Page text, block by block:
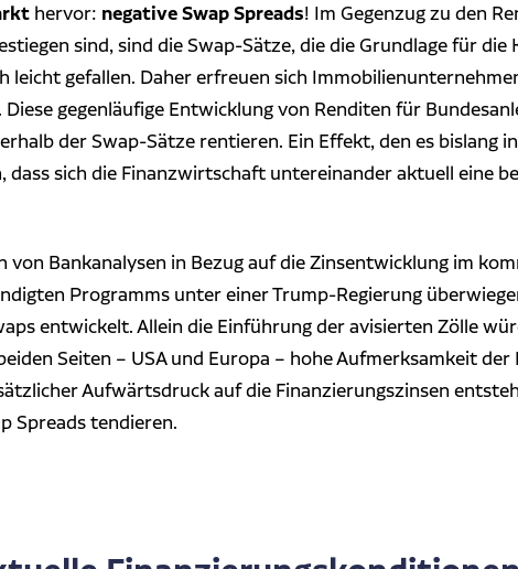
hervor: negative Swap Spreads! Im Gegenzug zu den
sind, sind die Swap-Sätze, die die Grundlage für
leicht gefallen. Daher erfreuen sich
gegenläufige Entwicklung von Renditen für
der Swap-Sätze rentieren. Ein Effekt, den es bislang
sich die Finanzwirtschaft untereinander aktuell eine
von Bankanalysen in Bezug auf die Zinsentwicklung im
Programms unter einer Trump-Regierung
entwickelt. Allein die Einführung der avisierten Zölle
Seiten – USA und Europa – hohe Aufmerksamkeit
Aufwärtsdruck auf die Finanzierungszinsen
Spreads tendieren.